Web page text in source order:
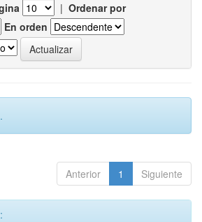
| Ordenar por
En orden
Anterior 1 Siguiente